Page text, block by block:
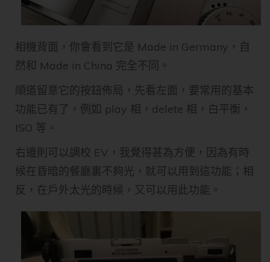
相機背面，你會看到它是 Made in Germany，自
然和 Made in China 完全不同。
順道留意它的按鈕佈局，先看左面，要常用的基本
功能已有了，例如 play 相，delete 相，白平衡，
ISO 等。
右邊則可以調校 EV，我覺得甚為方便，因為有時
候在昏暗的餐廳裏不夠光，就可以用到這功能；相
反，在戶外太光的時候，又可以用此功能。